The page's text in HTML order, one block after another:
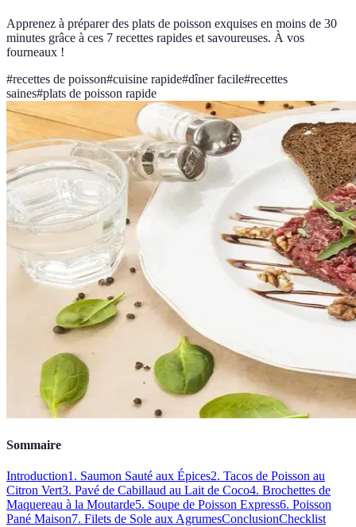
Apprenez à préparer des plats de poisson exquises en moins de 30
minutes grâce à ces 7 recettes rapides et savoureuses. À vos
fourneaux !
#recettes de poisson#cuisine rapide#dîner facile#recettes
saines#plats de poisson rapide
Sommaire
Introduction1. Saumon Sauté aux Épices2. Tacos de Poisson au
Citron Vert3. Pavé de Cabillaud au Lait de Coco4. Brochettes de
Maquereau à la Moutarde5. Soupe de Poisson Express6. Poisson
Pané Maison7. Filets de Sole aux AgrumesConclusionChecklist